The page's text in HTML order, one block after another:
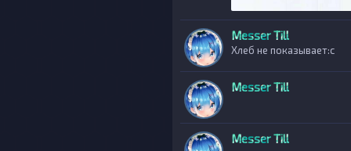
Messer Till
Хлеб не показывает:с
Messer Till
Messer Till